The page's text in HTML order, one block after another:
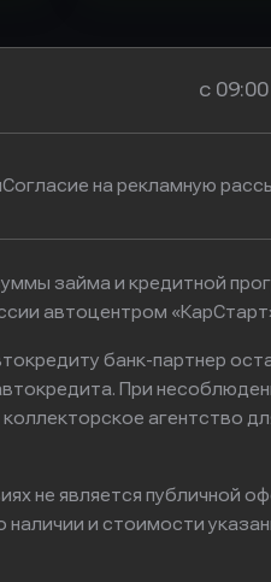
с
Согласие на рекламную
займа и кредитной
автоцентром
банк-партнер
При
агентство
не является публичной
и стоимости